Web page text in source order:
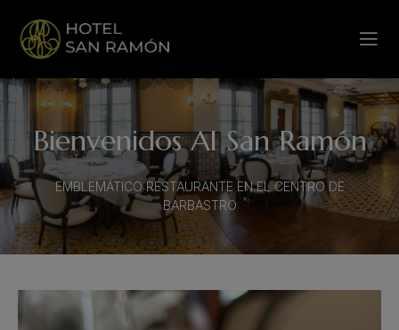
Bienvenidos Al San Ramón
EMBLEMÁTICO RESTAURANTE EN EL CENTRO DE
BARBASTRO